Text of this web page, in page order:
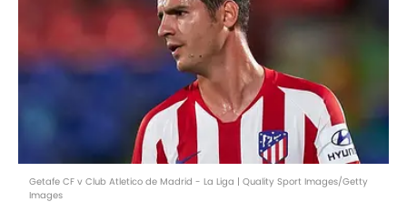
Getafe CF v Club Atletico de Madrid - La Liga | Quality Sport Images/Getty
Images